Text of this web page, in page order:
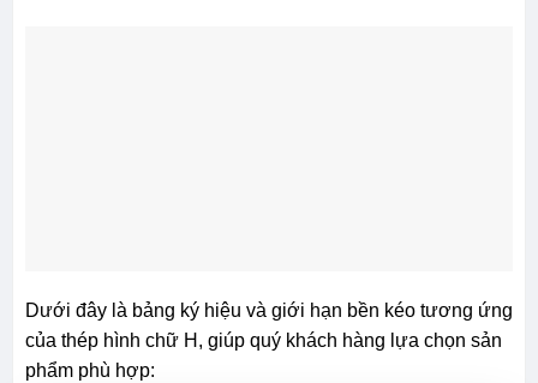
Dưới đây là bảng ký hiệu và giới hạn bền kéo tương ứng
của thép hình chữ H, giúp quý khách hàng lựa chọn sản
phẩm phù hợp: